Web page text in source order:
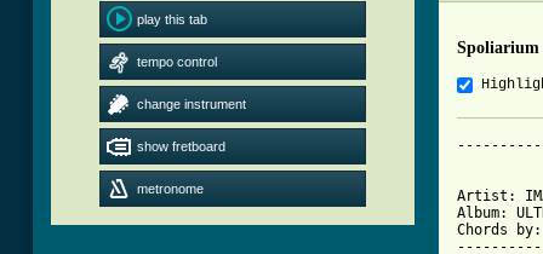
play this tab
tempo control
change instrument
show fretboard
metronome
Spoliarium
Artist:
Album:
Chords by: